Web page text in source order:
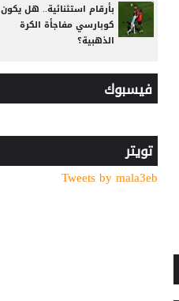
بأرقام استثنائية.. هل يكون
كوبارسي مفاجأة الكرة
الذهبية؟
على عرض سعودي !!
من الأهلي السعودي
للبريميرليج.. يايسله يقود
فيسبوك
تويتر
Tweets by mala3eb